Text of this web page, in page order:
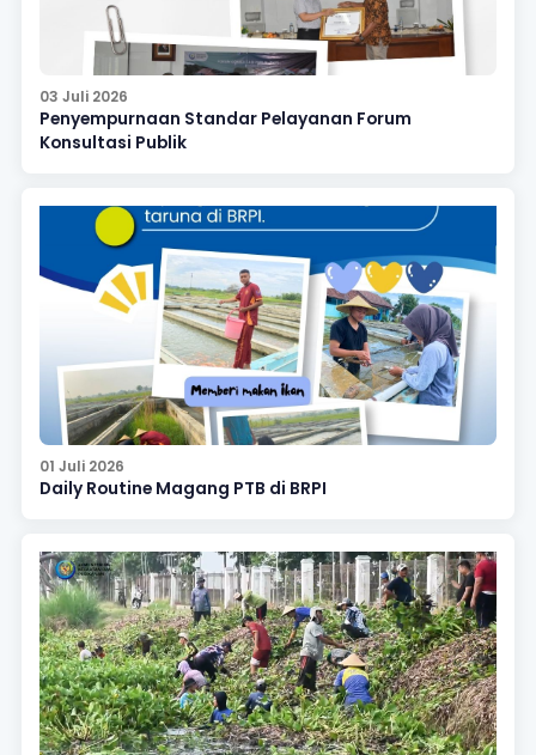
03 Juli 2026
Penyempurnaan Standar Pelayanan Forum
Konsultasi Publik
01 Juli 2026
Daily Routine Magang PTB di BRPI